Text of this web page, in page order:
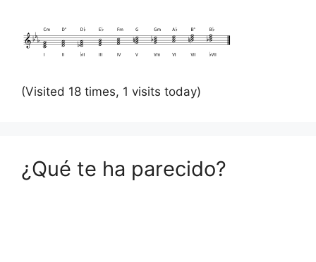
(Visited 18 times, 1 visits today)
¿Qué te ha parecido?